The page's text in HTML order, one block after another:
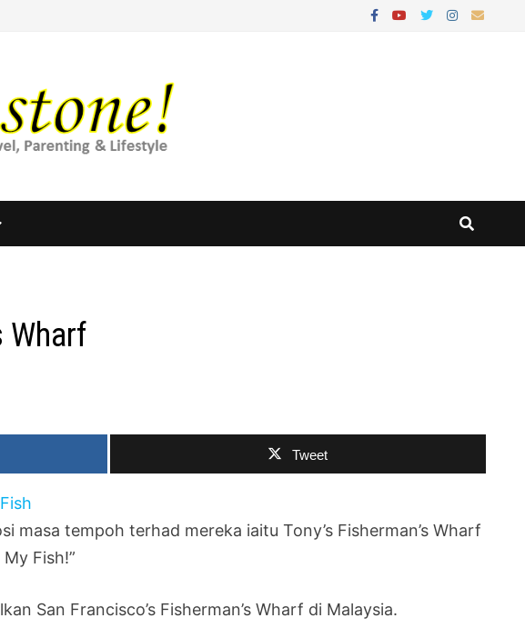
Wharf
Tweet
masa tempoh terhad mereka iaitu Tony’s Fisherman’s Wharf
Fish!”
San Francisco’s Fisherman’s Wharf di Malaysia.